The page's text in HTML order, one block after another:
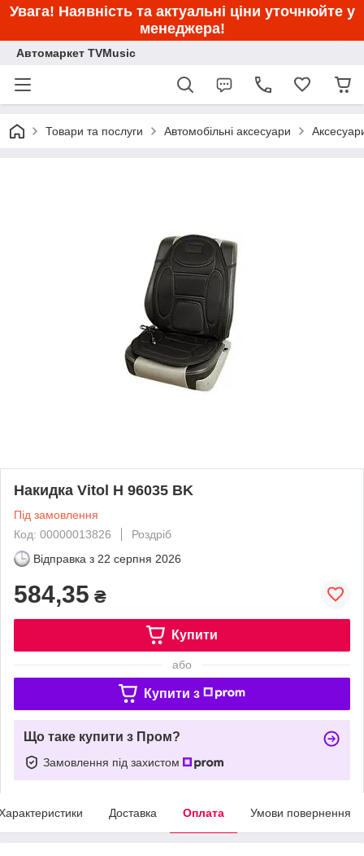
Увага! Наявність та актуальні ціни уточнюйте у
менеджера!
Автомаркет TVMusic
Товари та послуги Автомобільні аксесуари
Накидка Vitol H 96035 BK
Під замовлення
Код: 00000013826
Роздріб
Відправка з 22 серпня 2026
584,35 ₴
Купити
або
Купити з
Що таке купити з Пром?
Замовлення під захистом
Доставка Оплата Умови повернення